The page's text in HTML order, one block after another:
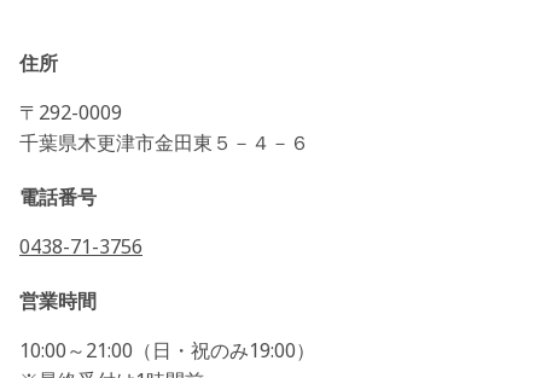
住所
〒292-0009
千葉県木更津市金田東５－４－６
電話番号
0438-71-3756
営業時間
10:00～21:00（日・祝のみ19:00）